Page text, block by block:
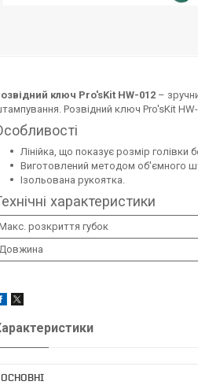
ключ Pro'sKit HW-012 –
Розвідний ключ Pro'sKit
Лінійка, що показує розмір голівки
Виготовлений методом об'ємного
Ізольована рукоятка.
характеристики
розкриття губок
ОСНОВНІ